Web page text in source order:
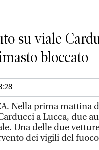
su viale
bloccato
Nella prima mattina
a Lucca, due
Una delle due
dei vigili del